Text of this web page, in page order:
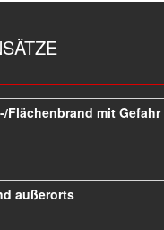
Flächenbrand mit Gefahr
außerorts